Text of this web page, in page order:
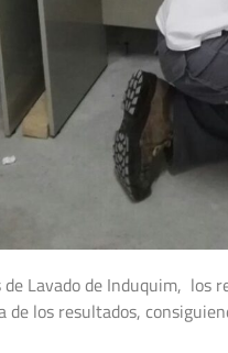
Lavado de Induquim,
los resultados,